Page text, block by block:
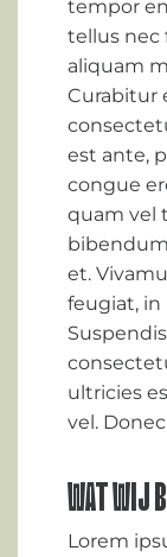
tempor
tellus nec
aliquam
Curabitur
est ante,
congue
quam vel
et.
feugiat, in
ultricies
vel.
WAT WIJ
Lorem